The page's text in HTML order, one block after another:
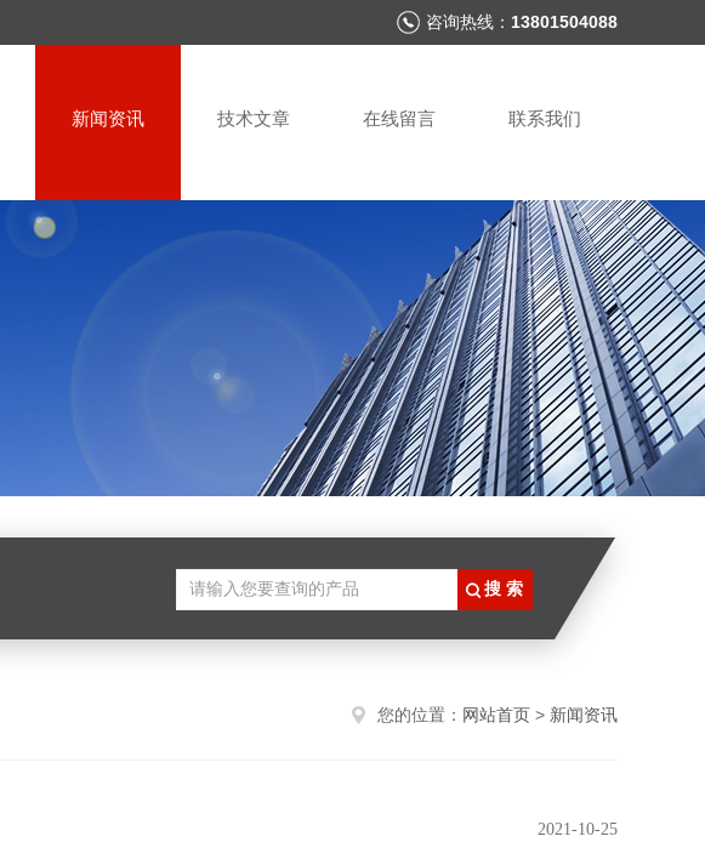
咨询热线： 13801504088
新闻资讯 技术文章 在线留言 联系我们
您的位置： 网站首页 > 新闻资讯
2021-10-25